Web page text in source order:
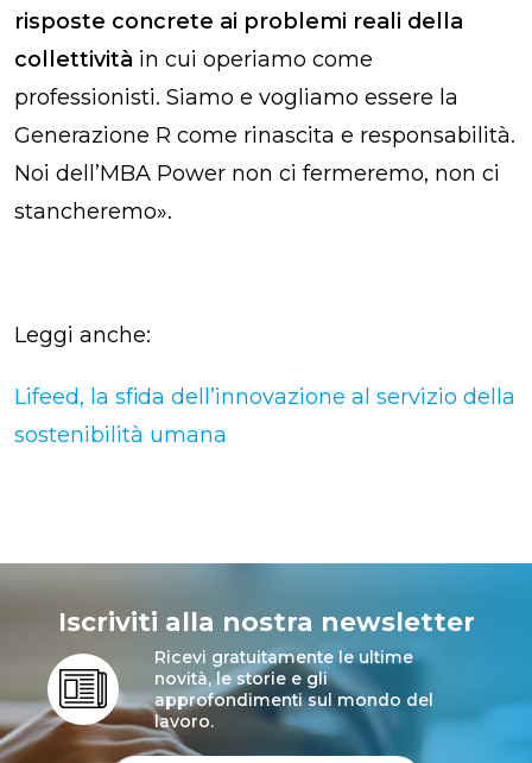
risposte concrete ai problemi reali della
collettività in cui operiamo come
professionisti. Siamo e vogliamo essere la
Generazione R come rinascita e responsabilità.
Noi dell’MBA Power non ci fermeremo, non ci
stancheremo».
Leggi anche:
Lifeed, la sfida dell’innovazione al servizio della
sostenibilità umana
Iscriviti alla nostra newsletter
Ricevi gratuitamente le ultime
novità, le storie e gli
approfondimenti sul mondo del
lavoro.